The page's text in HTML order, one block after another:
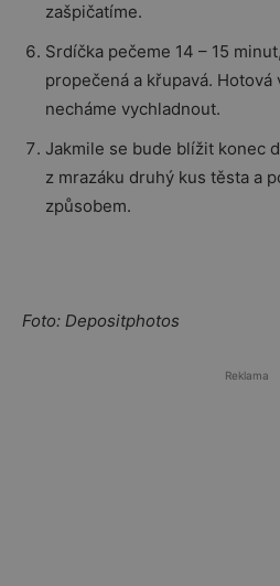
zašpičatíme.
Srdíčka pečeme 14 – 15
propečená a křupavá.
necháme vychladnout.
Jakmile se bude blížit konec
z mrazáku druhý kus těsta a
způsobem.
Foto: Depositphotos
Reklama